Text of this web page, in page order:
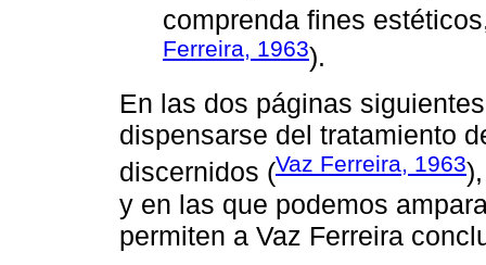
comprenda fines
Ferreira, 1963).
En las dos páginas
dispensarse del tratamiento
discernidos (Vaz Ferreira, 1963
y en las que podemos
permiten a Vaz Ferreira